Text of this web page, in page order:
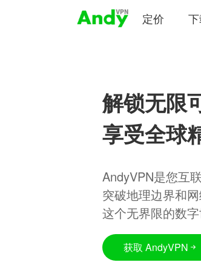
定价
解锁无限
享受全球
AndyVPN是您互
突破地理边界和
这个无界限的数字
获取 AndyVPN